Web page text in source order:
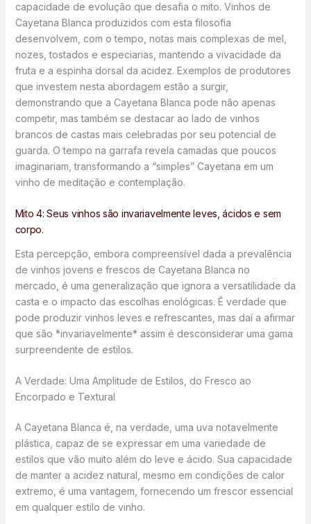
capacidade de evolução que desafia o mito. Vinhos de
Cayetana Blanca produzidos com esta filosofia
desenvolvem, com o tempo, notas mais complexas de mel,
nozes, tostados e especiarias, mantendo a vivacidade da
fruta e a espinha dorsal da acidez. Exemplos de produtores
que investem nesta abordagem estão a surgir,
demonstrando que a Cayetana Blanca pode não apenas
competir, mas também se destacar ao lado de vinhos
brancos de castas mais celebradas por seu potencial de
guarda. O tempo na garrafa revela camadas que poucos
imaginariam, transformando a “simples” Cayetana em um
vinho de meditação e contemplação.
Mito 4: Seus vinhos são invariavelmente leves, ácidos e sem
corpo.
Esta percepção, embora compreensível dada a prevalência
de vinhos jovens e frescos de Cayetana Blanca no
mercado, é uma generalização que ignora a versatilidade da
casta e o impacto das escolhas enológicas. É verdade que
pode produzir vinhos leves e refrescantes, mas daí a afirmar
que são *invariavelmente* assim é desconsiderar uma gama
surpreendente de estilos.
A Verdade: Uma Amplitude de Estilos, do Fresco ao
Encorpado e Textural
A Cayetana Blanca é, na verdade, uma uva notavelmente
plástica, capaz de se expressar em uma variedade de
estilos que vão muito além do leve e ácido. Sua capacidade
de manter a acidez natural, mesmo em condições de calor
extremo, é uma vantagem, fornecendo um frescor essencial
em qualquer estilo de vinho.